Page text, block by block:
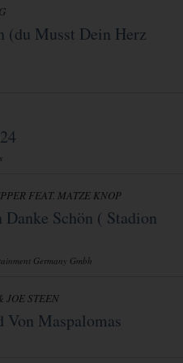
(du Musst Dein Herz
FEAT. MATZE KNOP
Danke Schön ( Stadion
Germany Gmbh
JOE STEEN
Von Maspalomas